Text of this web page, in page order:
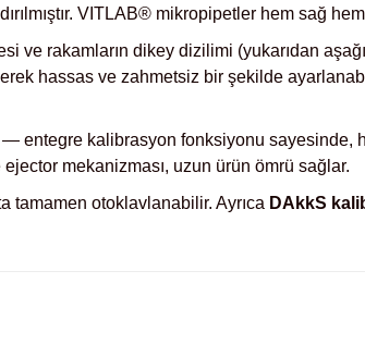
VITLAB® mikropipetler hem sağ
ve rakamların dikey dizilimi (yukarıdan
hassas ve zahmetsiz bir şekilde
entegre kalibrasyon fonksiyonu sayesinde,
mekanizması, uzun ürün ömrü sağlar.
tamamen otoklavlanabilir. Ayrıca DAkkS